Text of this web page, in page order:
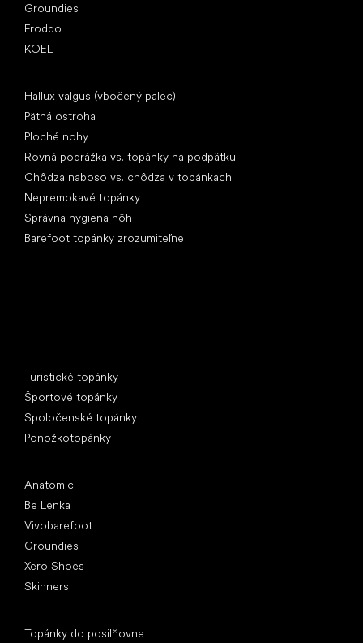
Groundies
Froddo
KOEL
Hallux valgus (vbočený palec)
Pätná ostroha
Ploché nohy
Rovná podrážka vs. topánky na podpätku
Chôdza naboso vs. chôdza v topánkach
Nepremokavé topánky
Správna hygiena nôh
Barefoot topánky zrozumiteľne
Turistické topánky
Športové topánky
Spoločenské topánky
Ponožkotopánky
Anatomic
Be Lenka
Vivobarefoot
Groundies
Xero Shoes
Skinners
Topánky do posilňovne